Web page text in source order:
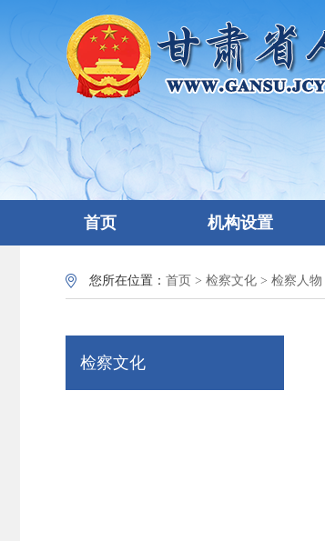
首页 机构设置
您所在位置： 首页 > 检察文化 > 检察人物
检察文化